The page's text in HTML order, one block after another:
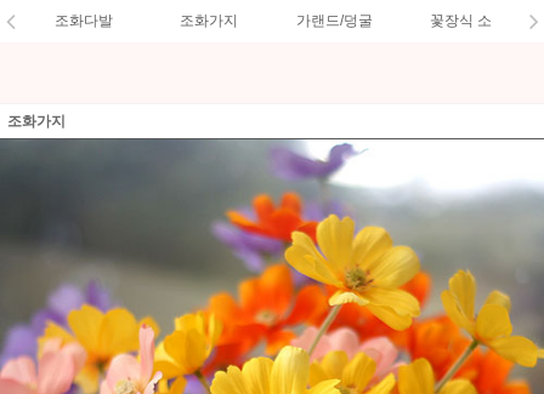
조화다발 조화가지 가랜드/덩굴 꽃장식 소
조화가지